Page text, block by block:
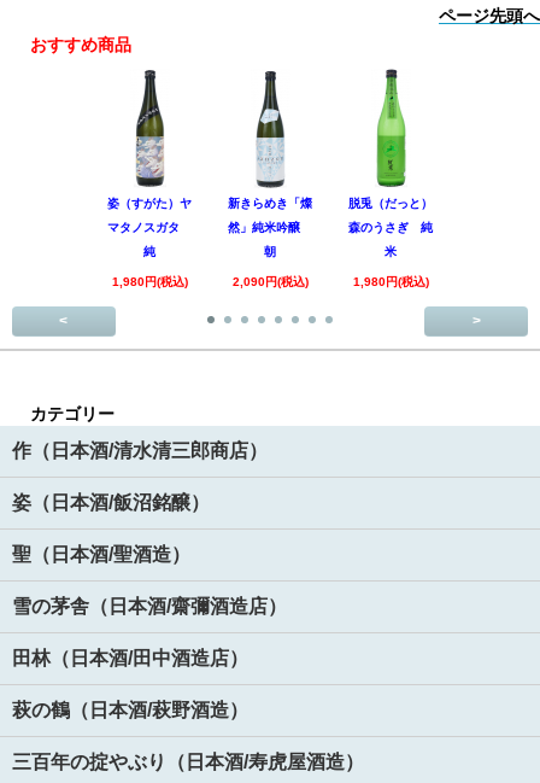
ページ先頭へ
おすすめ商品
姿（すがた）ヤ
マタノスガタ
純
1,980円(税込)
新きらめき「燦
然」純米吟醸
朝
2,090円(税込)
脱兎（だっと）
森のうさぎ 純
米
1,980円(税込)
< >
カテゴリー
作（日本酒/清水清三郎商店）
姿（日本酒/飯沼銘醸）
聖（日本酒/聖酒造）
雪の茅舎（日本酒/齋彌酒造店）
田林（日本酒/田中酒造店）
萩の鶴（日本酒/萩野酒造）
三百年の掟やぶり（日本酒/寿虎屋酒造）